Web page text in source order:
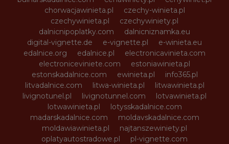
chorwacjawinieta.pl
czechy-winieta.pl
czechywinieta.pl
czechywiniety.pl
dalnicnipoplatky.com
dalnicniznamka.eu
digital-vignette.de
e-vignette.pl
e-winieta.eu
edalnice.org
edalnice.pl
electronicavinieta.com
electroniceviniete.com
estoniawinieta.pl
estonskadalnice.com
ewinieta.pl
info365.pl
litvadalnice.com
litwa-winieta.pl
litwawinieta.pl
livignotunel.pl
livignotunnel.com
lotvawinieta.pl
lotwawinieta.pl
lotysskadalnice.com
madarskadalnice.com
moldavskadalnice.com
moldawiawinieta.pl
najtanszewiniety.pl
oplatyautostradowe.pl
pl-vignette.com